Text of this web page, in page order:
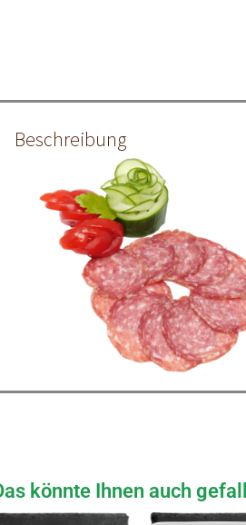
Beschreibung
könnte Ihnen auch